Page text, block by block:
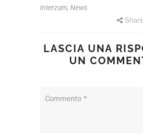
Interzum, News
LASCIA UNA
UN